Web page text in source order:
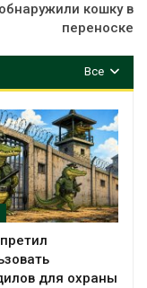
обнаружили кошку в
переноске
Все
для охраны